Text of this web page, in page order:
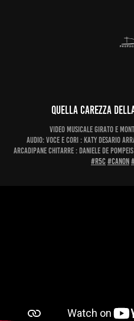
Quella carezza
Video musicale girato e
Audio: Voce e cori : Katy Desario
Arcadipane Chitarre : Daniele De
#r5c #canon